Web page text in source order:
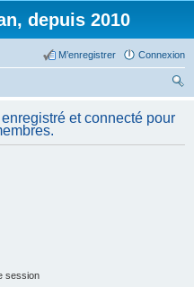
depuis 2010
Connexion
M’enregistrer
her
ch
et connecté pour
session